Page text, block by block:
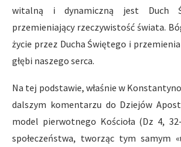
witalną i dynamiczną jest Duch
przemieniający rzeczywistość świata.
życie przez Ducha Świętego i
głębi naszego serca.
Na tej podstawie, właśnie w
dalszym komentarzu do Dziejów
model pierwotnego Kościoła (Dz 4,
społeczeństwa, tworząc tym samym